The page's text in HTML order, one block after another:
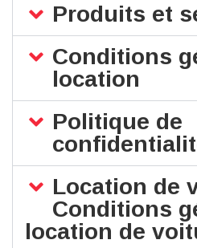
Produits et
Conditions
location
Politique de
Location de
Conditions
location de